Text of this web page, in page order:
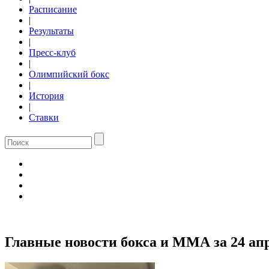
Расписание
|
Результаты
|
Пресс-клуб
|
Олимпийский бокс
|
История
|
Ставки
Главные новости бокса и ММА за 24